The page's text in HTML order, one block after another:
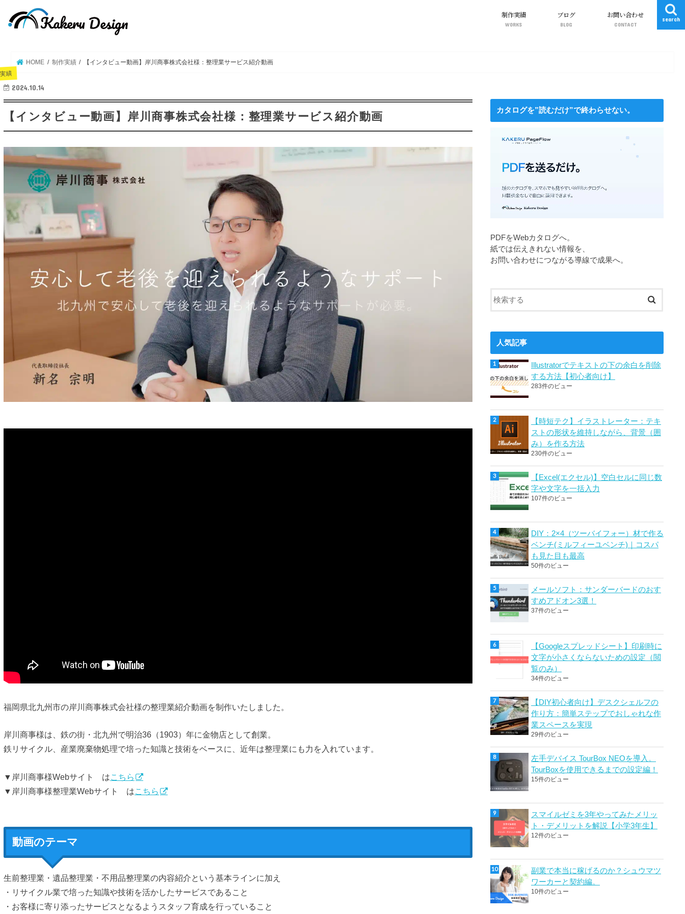
search
制作実績
WORKS
ブログ
BLOG
お問い合わせ
CONTACT
HOME 制作実績 【インタビュー動画】岸川商事株式会社様：整理業サービス紹介動画
績
2024.10.14
【インタビュー動画】岸川商事株式会社様：整理業サービス紹介動画
福岡県北九州市の岸川商事株式会社様の整理業紹介動画を制作いたしました。
岸川商事様は、鉄の街・北九州で明治36（1903）年に金物店として創業。
鉄リサイクル、産業廃棄物処理で培った知識と技術をベースに、近年は整理業にも力を入れています。
▼岸川商事様Webサイト はこちら
▼岸川商事様整理業Webサイト はこちら
動画のテーマ
生前整理業・遺品整理業・不用品整理業の内容紹介という基本ラインに加え
・リサイクル業で培った知識や技術を活かしたサービスであること
・お客様に寄り添ったサービスとなるようスタッフ育成を行っていること
カタログを”読むだけ”で終わらせない。
PDFをWebカタログへ。
紙では伝えきれない情報を、
お問い合わせにつながる導線で成果へ。
人気記事
Illustratorでテキストの下の余白を削除
する方法【初心者向け】
283件のビュー
【時短テク】イラストレーター：テキ
ストの形状を維持しながら、背景（囲
み）を作る方法
230件のビュー
【Excel(エクセル)】空白セルに同じ数
字や文字を一括入力
107件のビュー
DIY：2×4（ツーバイフォー）材で作る
ベンチ(ミルフィーユベンチ)｜コスパ
も見た目も最高
50件のビュー
メールソフト：サンダーバードのおす
すめアドオン3選！
37件のビュー
【Googleスプレッドシート】印刷時に
文字が小さくならないための設定（閲
覧のみ）
34件のビュー
【DIY初心者向け】デスクシェルフの
作り方：簡単ステップでおしゃれな作
業スペースを実現
29件のビュー
左手デバイス TourBox NEOを導入。
TourBoxを使用できるまでの設定編！
15件のビュー
スマイルゼミを3年やってみたメリッ
ト・デメリットを解説【小学3年生】
12件のビュー
副業で本当に稼げるのか？シュウマツ
ワーカーと契約編。
10件のビュー